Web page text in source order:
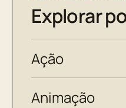
Explorar
Ação
Animação